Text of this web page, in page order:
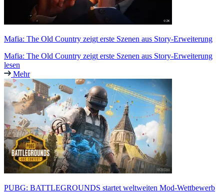
Mafia: The Old Country zeigt erste Szenen aus Story-Erweiterung
Mafia: The Old Country zeigt erste Szenen aus Story-Erweiterung
lesen
Mehr
PUBG: BATTLEGROUNDS startet weltweiten Mod-Wettbewerb